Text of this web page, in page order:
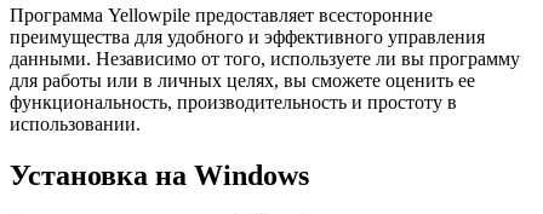
Программа Yellowpile предоставляет всесторонние
преимущества для удобного и эффективного управления
данными. Независимо от того, используете ли вы программу
для работы или в личных целях, вы сможете оценить ее
функциональность, производительность и простоту в
использовании.
Установка на Windows